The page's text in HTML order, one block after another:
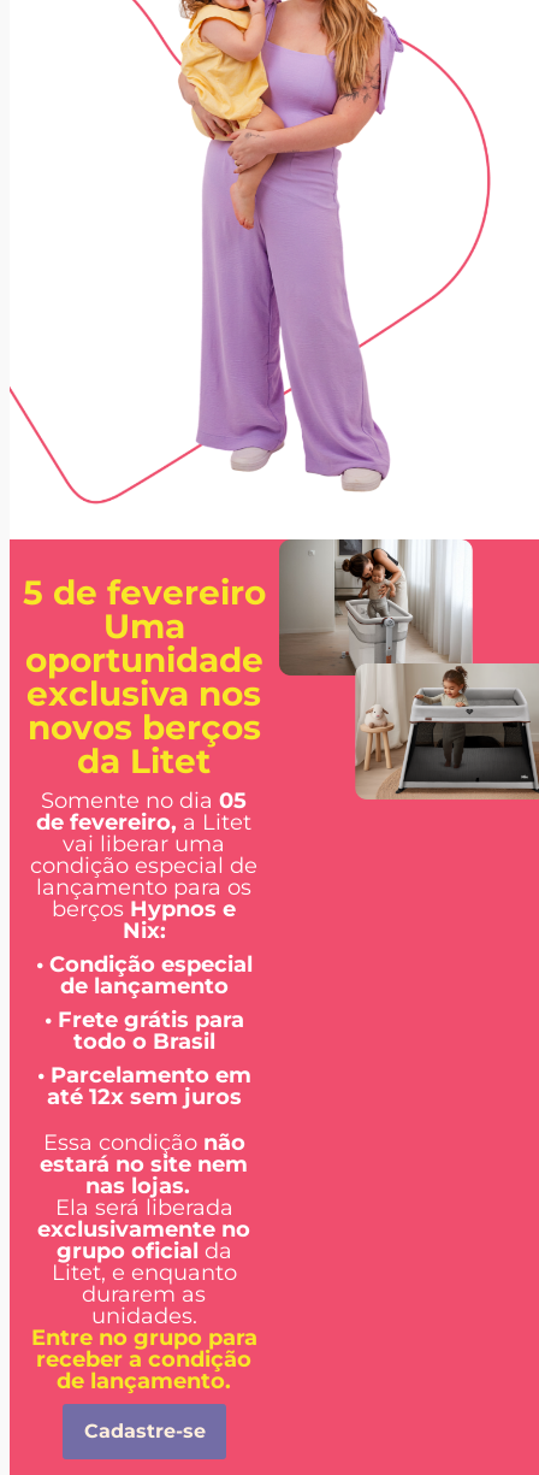
5 de fevereiro
Uma
oportunidade
exclusiva nos
novos berços
da Litet
Somente no dia05
de fevereiro, a Litet
vai liberar uma
condição especial de
lançamento para os
berços Hypnos e
Nix:
• Condição especial
de lançamento
• Frete grátis para
todo o Brasil
• Parcelamento em
até 12x sem juros
Essa condição não
estará no site nem
nas lojas.
Ela será liberada
exclusivamente no
grupo oficial da
Litet, e enquanto
durarem as
unidades.
Entre no grupo para
receber a condição
de lançamento.
Cadastre-se